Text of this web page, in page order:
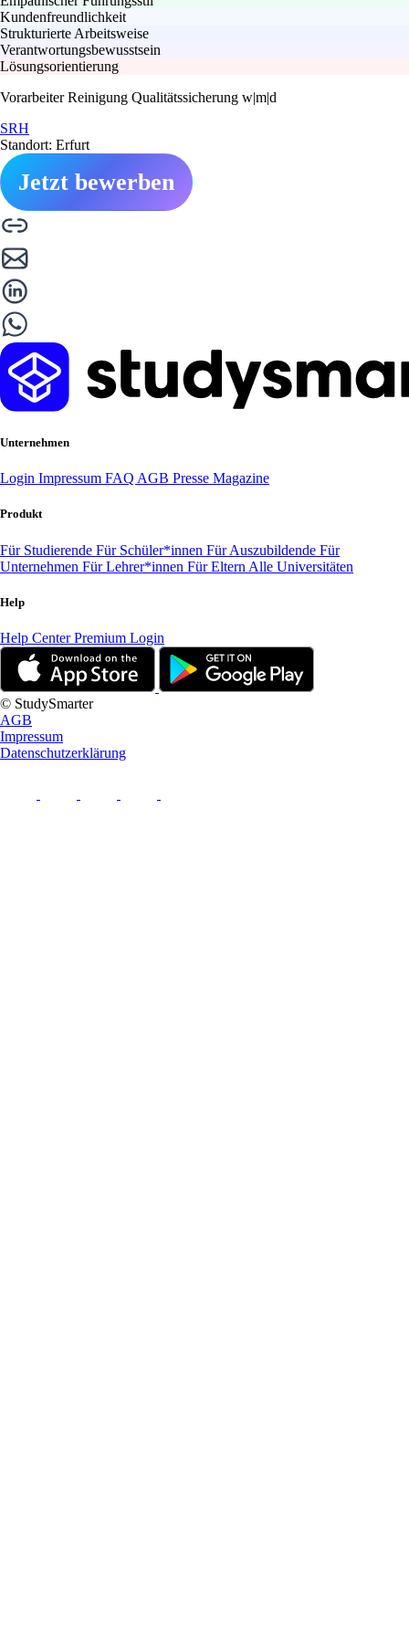
Kundenfreundlichkeit
Strukturierte Arbeitsweise
Verantwortungsbewusstsein
Lösungsorientierung
Vorarbeiter Reinigung Qualitätssicherung w|m|d
SRH
Standort: Erfurt
Jetzt bewerben
Unternehmen
Login Impressum FAQ AGB Presse Magazine
Produkt
Für Studierende Für Schüler*innen Für Auszubildende Für
Unternehmen Für Lehrer*innen Für Eltern Alle Universitäten
Help
Help CenterPremium Login
© StudySmarter
AGB
Impressum
Datenschutzerklärung